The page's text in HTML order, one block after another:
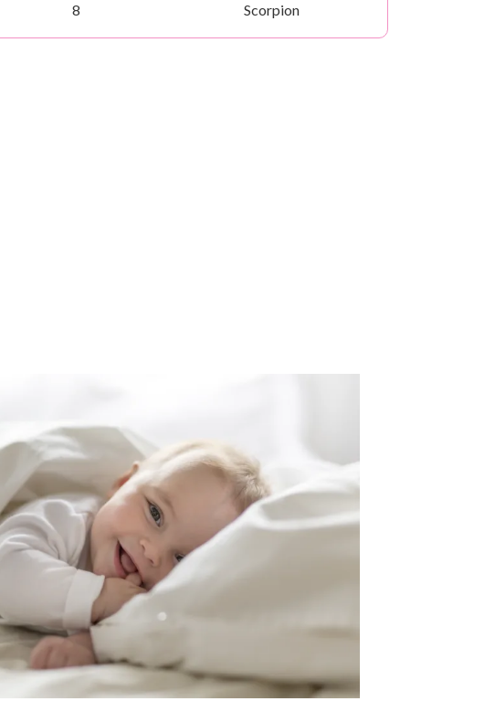
8
Scorpion